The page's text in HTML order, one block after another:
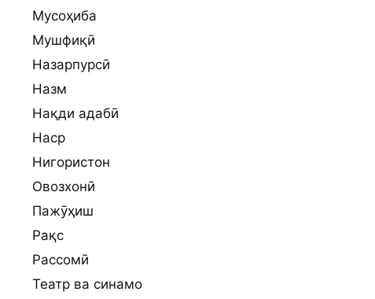
Мусоҳиба
Мушфиқӣ
Назарпурсӣ
Назм
Нақди адабӣ
Наср
Нигористон
Овозхонӣ
Пажӯҳиш
Рақс
Рассомӣ
Театр ва синамо